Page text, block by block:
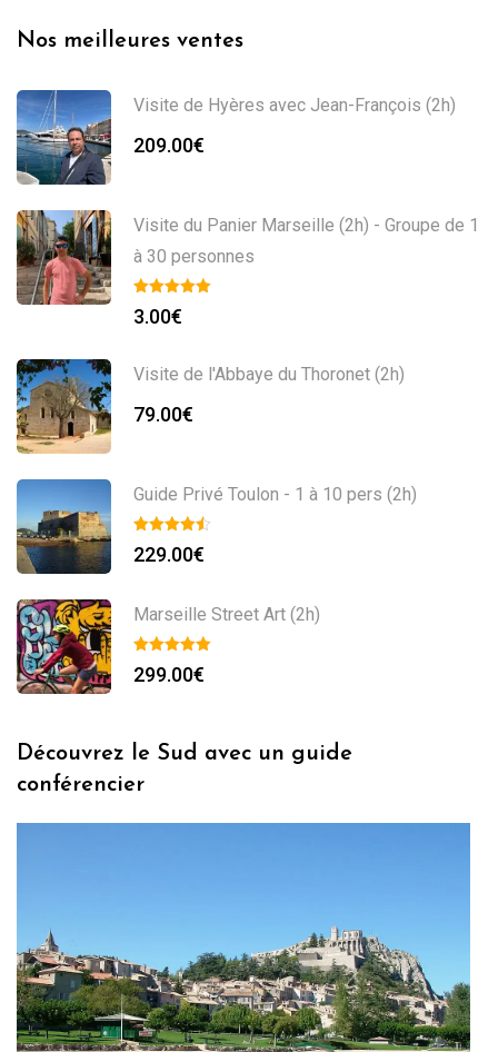
Nos meilleures ventes
Visite de Hyères avec Jean-François (2h)
209.00€
Visite du Panier Marseille (2h) - Groupe de 1
à 30 personnes
3.00€
Visite de l'Abbaye du Thoronet (2h)
79.00€
Guide Privé Toulon - 1 à 10 pers (2h)
229.00€
Marseille Street Art (2h)
299.00€
Découvrez le Sud avec un guide
conférencier